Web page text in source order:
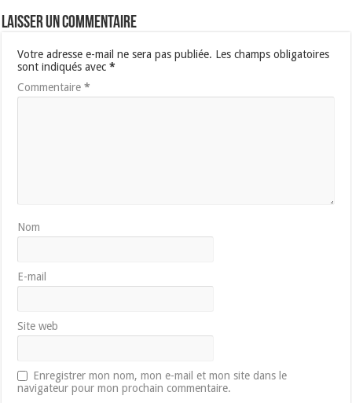
Laisser un commentaire
Votre adresse e-mail ne sera pas publiée. Les champs obligatoires
sont indiqués avec*
Commentaire*
Nom
E-mail
Site web
Enregistrer mon nom, mon e-mail et mon site dans le
navigateur pour mon prochain commentaire.